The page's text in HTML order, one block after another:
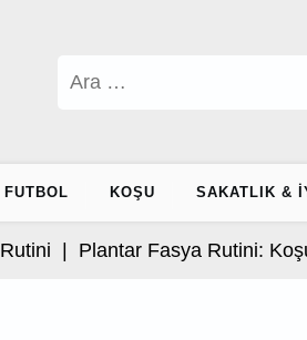
FUTBOL KOŞU SAKATLIK &
Plantar Fasya Rutini: Koşucular